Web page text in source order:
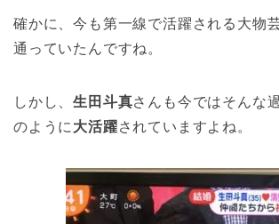
確かに、今も第一線で活躍される大物
通っていたんですね。
しかし、生田斗真さんも今ではそんな
のように 大活躍されていますよね。